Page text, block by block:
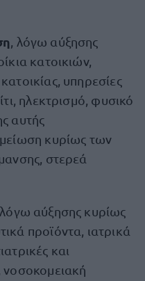
, λόγω αύξησης
κατοικιών,
υπηρεσίες
ηλεκτρισμό, φυσικό
αυτής
κυρίως των
στερεά
, λόγω αύξησης κυρίως
προϊόντα, ιατρικά
και
νοσοκομειακή